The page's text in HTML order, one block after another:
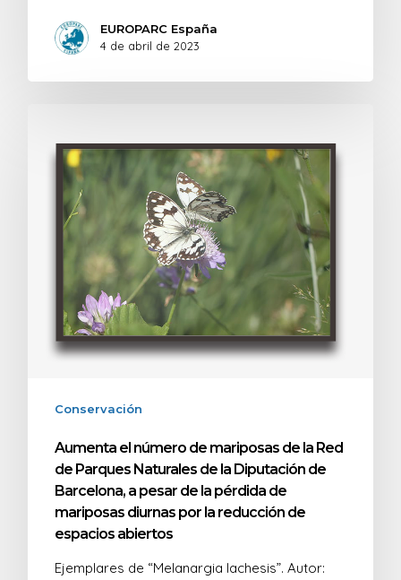
EUROPARC España
4 de abril de 2023
Conservación
Aumenta el número de mariposas de la Red
de Parques Naturales de la Diputación de
Barcelona, a pesar de la pérdida de
mariposas diurnas por la reducción de
espacios abiertos
Ejemplares de “Melanargia lachesis”. Autor: